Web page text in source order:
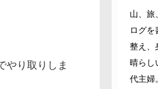
やり取りしま
山、旅
ログを
整え、
晴らし
代主婦